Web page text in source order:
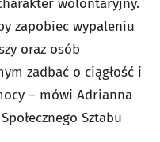
wolontaryjny.
zapobiec wypaleniu
oraz osób
zadbać o ciągłość i
– mówi Adrianna
Sztabu